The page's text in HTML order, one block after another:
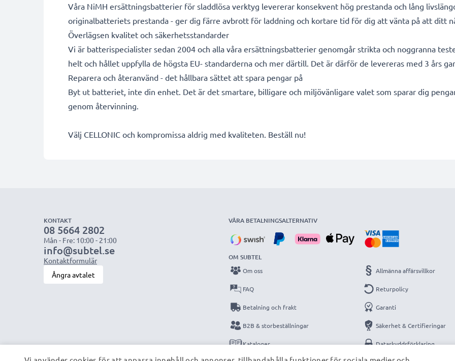
Våra NiMH ersättningsbatterier för sladdlösa verktyg levererar konsekvent hög prestanda och lång
originalbatteriets prestanda - ger dig färre avbrott för laddning och kortare tid för dig att vänta på att ditt
Överlägsen kvalitet och säkerhetsstandarder
Vi är batterispecialister sedan 2004 och alla våra ersättningsbatterier genomgår strikta och noggranna
helt och hållet uppfylla de högsta EU- standarderna och mer därtill. Det är därför de levereras med 3 års
Reparera och återanvänd - det hållbara sättet att spara pengar på
Byt ut batteriet, inte din enhet. Det är det smartare, billigare och miljövänligare valet som sparar dig
genom återvinning.
Välj CELLONIC och kompromissa aldrig med kvaliteten. Beställ nu!
KONTAKT
08 5664 2802
Mån - Fre: 10:00 - 21:00
info@subtel.se
Kontaktformulär
Ångra avtalet
VÅRA BETALNINGSALTERNATIV
OM SUBTEL
Om oss
FAQ
Betalning och frakt
B2B & storbeställningar
Kataloger
Allmänna affärsvillkor
Returpolicy
Garanti
Säkerhet & Certifieringar
Dataskyddsförklaring